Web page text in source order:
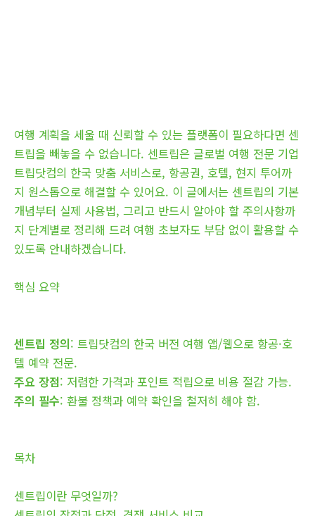
여행 계획을 세울 때 신뢰할 수 있는 플랫폼이 필요하다면 센
트립을 빼놓을 수 없습니다. 센트립은 글로벌 여행 전문 기업
트립닷컴의 한국 맞춤 서비스로, 항공권, 호텔, 현지 투어까
지 원스톱으로 해결할 수 있어요. 이 글에서는 센트립의 기본
개념부터 실제 사용법, 그리고 반드시 알아야 할 주의사항까
지 단계별로 정리해 드려 여행 초보자도 부담 없이 활용할 수
있도록 안내하겠습니다.
핵심 요약
센트립 정의: 트립닷컴의 한국 버전 여행 앱/웹으로 항공·호
텔 예약 전문.
주요 장점: 저렴한 가격과 포인트 적립으로 비용 절감 가능.
주의 필수: 환불 정책과 예약 확인을 철저히 해야 함.
목차
센트립이란 무엇일까?